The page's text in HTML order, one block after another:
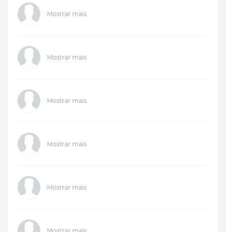
Mostrar mais
Mostrar mais
Mostrar mais
Mostrar mais
Mostrar mais